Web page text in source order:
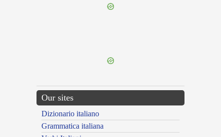
Our sites
Dizionario italiano
Grammatica italiana